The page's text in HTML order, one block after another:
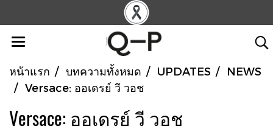
หน้าแรก บทความทั้งหมด UPDATES
NEWS
Versace: ออเดรย์ วี วอช
Versace: ออเดรย์ วี วอช